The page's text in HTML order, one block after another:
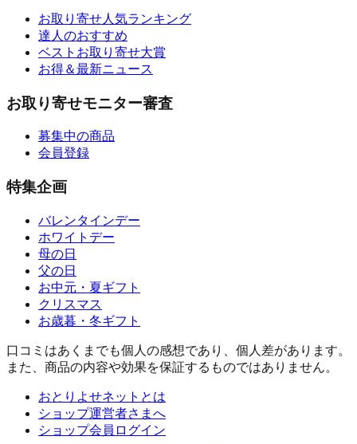
お取り寄せ人気ランキング
達人のおすすめ
ベストお取り寄せ大賞
お得＆最新ニュース
お取り寄せモニター審査
募集中の商品
会員登録
特集企画
バレンタインデー
ホワイトデー
母の日
父の日
お中元・夏ギフト
クリスマス
お歳暮・冬ギフト
口コミはあくまでも個人の感想であり、個人差があります。
また、商品の内容や効果を保証するものではありません。
おとりよせネットとは
ショップ運営者さまへ
ショップ会員ログイン